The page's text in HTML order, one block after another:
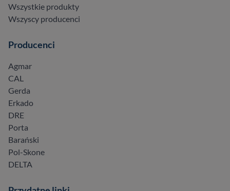
Wszystkie produkty
Wszyscy producenci
Producenci
Agmar
CAL
Gerda
Erkado
DRE
Porta
Barański
Pol-Skone
DELTA